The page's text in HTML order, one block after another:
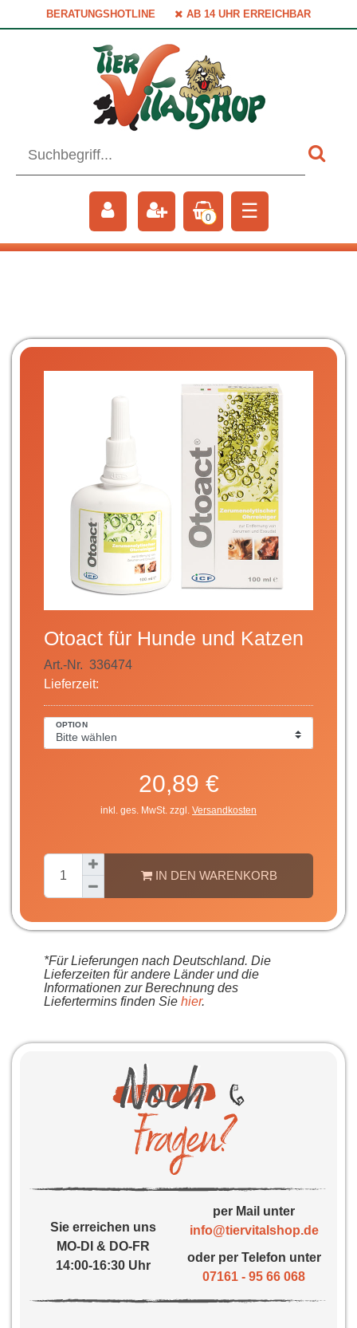
BERATUNGSHOTLINE AB 14 UHR ERREICHBAR
0 ☰
Otoact für Hunde und Katzen
Art.-Nr. 336474
Lieferzeit:
OPTION
20,89 €
inkl. ges. MwSt. zzgl. Versandkosten
IN DEN WARENKORB
*Für Lieferungen nach Deutschland. Die
Lieferzeiten für andere Länder und die
Informationen zur Berechnung des
Liefertermins finden Sie hier.
Sie erreichen uns
MO-DI & DO-FR
14:00-16:30 Uhr
per Mail unter
info@tiervitalshop.de
oder per Telefon unter
07161 - 95 66 068